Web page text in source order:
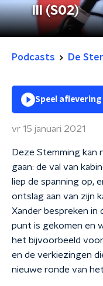
III (S02)
Podcasts De
Speel
vr 15 januari 2021
Deze Stemming kan
gaan: de val van
liep de spanning op,
ontslag aan van zijn
Xander bespreken
punt is gekomen en
het bijvoorbeeld
en de verkiezingen
nieuwe ronde van